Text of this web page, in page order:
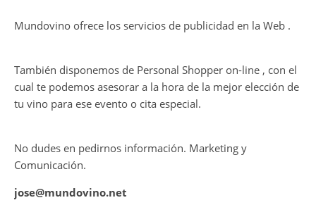
Mundovino ofrece los servicios de publicidad en la Web .
También disponemos de Personal Shopper on-line , con el
cual te podemos asesorar a la hora de la mejor elección de
tu vino para ese evento o cita especial.
No dudes en pedirnos información. Marketing y
Comunicación.
jose@mundovino.net